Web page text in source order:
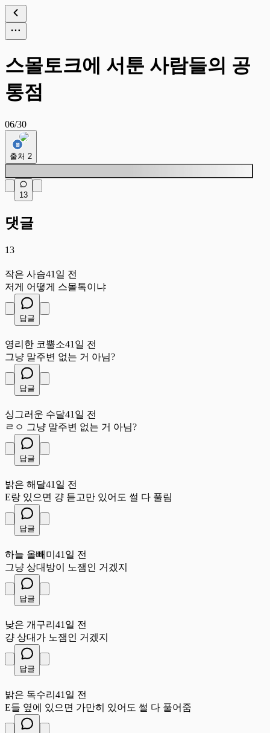
스몰토크에 서툰 사람들의 공
통점
06/30
출처 2
13
댓글
13
작은 사슴41일 전
저게 어떻게 스몰톡이냐
답글
영리한 코뿔소41일 전
그냥 말주변 없는 거 아님?
답글
싱그러운 수달41일 전
ㄹㅇ 그냥 말주변 없는 거 아님?
답글
밝은 해달41일 전
E랑 있으면 걍 듣고만 있어도 썰 다 풀림
답글
하늘 올빼미 41일 전
그냥 상대방이 노잼인 거겠지
답글
낮은 개구리 41일 전
걍 상대가 노잼인 거겠지
답글
밝은 독수리 41일 전
E들 옆에 있으면 가만히 있어도 썰 다 풀어줌